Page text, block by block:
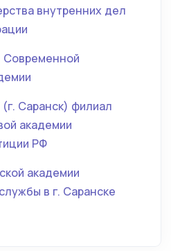
внутренних дел
Современной
Саранск) филиал
академии
РФ
академии
в г. Саранске